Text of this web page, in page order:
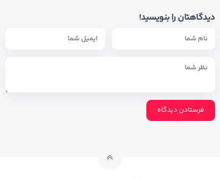
دیدگاهتان را بنویسید!